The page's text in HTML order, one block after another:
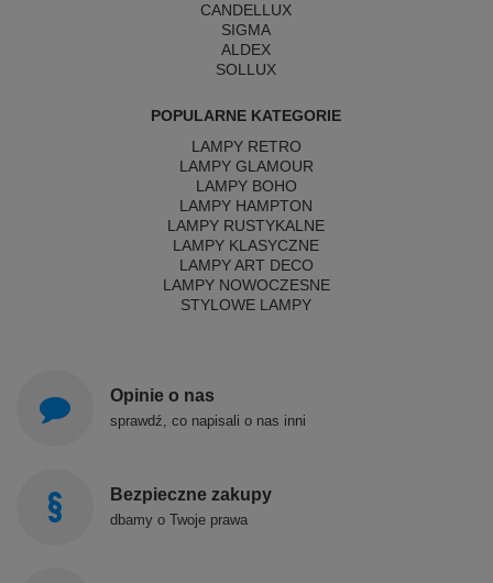
CANDELLUX
SIGMA
ALDEX
SOLLUX
POPULARNE KATEGORIE
LAMPY RETRO
LAMPY GLAMOUR
LAMPY BOHO
LAMPY HAMPTON
LAMPY RUSTYKALNE
LAMPY KLASYCZNE
LAMPY ART DECO
LAMPY NOWOCZESNE
STYLOWE LAMPY
Opinie o nas
sprawdź, co napisali o nas inni
Bezpieczne zakupy
dbamy o Twoje prawa